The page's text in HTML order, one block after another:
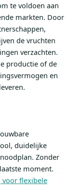
te voldoen aan
markten. Door
de vruchten
verzachten.
productie of de
en
duidelijke
Zonder
moment.
voor flexibele